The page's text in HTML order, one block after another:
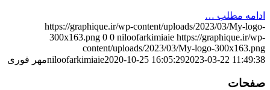
ادامه مطلب …
https://graphique.ir/wp-content/uploads/2023/03/My-logo-
300x163.png 0 0 niloofarkimiaie https://graphique.ir/wp-
content/uploads/2023/03/My-logo-300x163.png
niloofarkimiaie2020-10-25 16:05:292023-03-22 11:49:38 مهر فوری
صفحات